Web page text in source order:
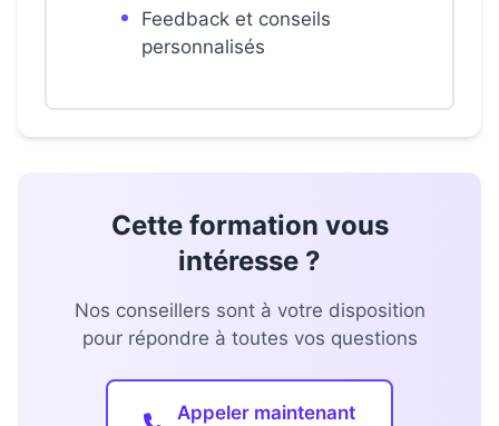
Feedback et conseils
personnalisés
Cette formation vous
intéresse ?
Nos conseillers sont à votre disposition
pour répondre à toutes vos questions
Appeler maintenant